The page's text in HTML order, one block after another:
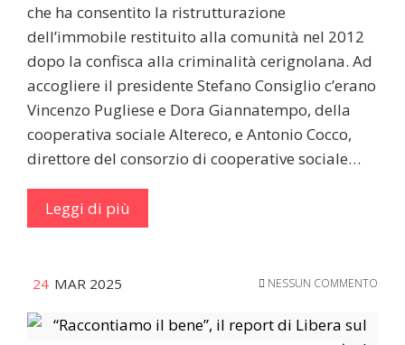
che ha consentito la ristrutturazione
dell’immobile restituito alla comunità nel 2012
dopo la confisca alla criminalità cerignolana. Ad
accogliere il presidente Stefano Consiglio c’erano
Vincenzo Pugliese e Dora Giannatempo, della
cooperativa sociale Altereco, e Antonio Cocco,
direttore del consorzio di cooperative sociale…
Leggi di più
24 MAR 2025 NESSUN COMMENTO